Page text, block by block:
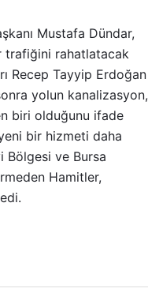
Mustafa Dündar,
trafiğini rahatlatacak
Recep Tayyip Erdoğan
yolun kanalizasyon,
biri olduğunu ifade
bir hizmeti daha
Bölgesi ve Bursa
Hamitler,